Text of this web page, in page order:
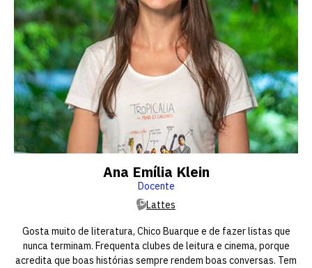
Ana Emília Klein
Docente
Lattes
Gosta muito de literatura, Chico Buarque e de fazer listas que
nunca terminam. Frequenta clubes de leitura e cinema, porque
acredita que boas histórias sempre rendem boas conversas. Tem